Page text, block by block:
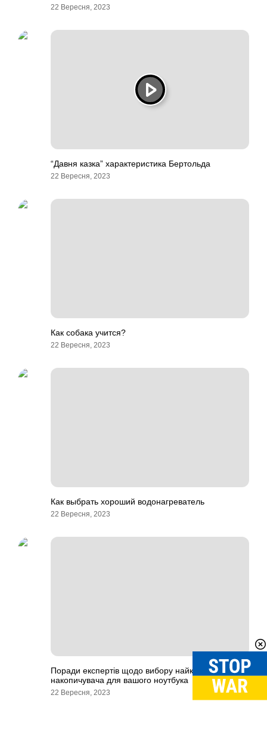
22 Вересня, 2023
“Давня казка” характеристика Бертольда
22 Вересня, 2023
Как собака учится?
22 Вересня, 2023
Как выбрать хороший водонагреватель
22 Вересня, 2023
Поради експертів щодо вибору найкращого SSD-
накопичувача для вашого ноутбука
22 Вересня, 2023